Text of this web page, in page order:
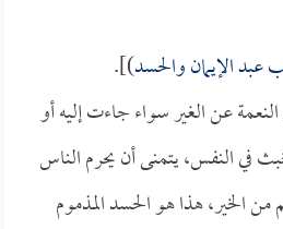
عبد الإيمان والحسد)].
عن الغير سواء جاءت إليه أو
في النفس، يتمنى أن يحرم الناس
من الخير، هذا هو الحسد المذموم